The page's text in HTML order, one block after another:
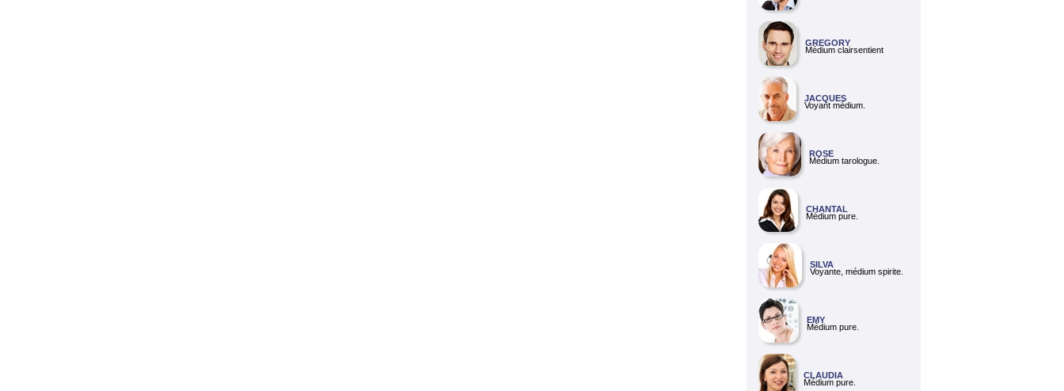
GREGORY
Médium clairsentient
JACQUES
Voyant médium.
ROSE
Médium tarologue.
CHANTAL
Médium pure.
SILVA
Voyante, médium spirite.
EMY
Médium pure.
CLAUDIA
Médium pure.